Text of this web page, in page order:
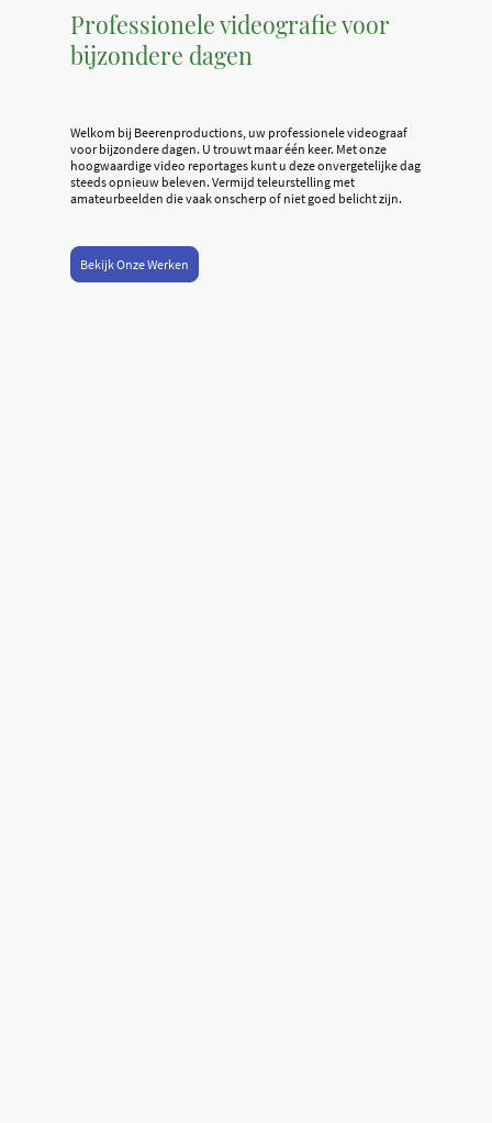
Professionele videografie voor
bijzondere dagen
Welkom bij Beerenproductions, uw professionele videograaf
voor bijzondere dagen. U trouwt maar één keer. Met onze
hoogwaardige video reportages kunt u deze onvergetelijke dag
steeds opnieuw beleven. Vermijd teleurstelling met
amateurbeelden die vaak onscherp of niet goed belicht zijn.
Bekijk Onze Werken